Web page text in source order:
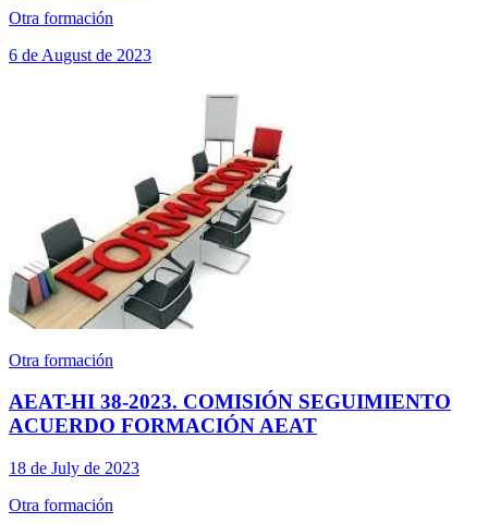
Otra formación
6 de August de 2023
Otra formación
AEAT-HI 38-2023. COMISIÓN SEGUIMIENTO
ACUERDO FORMACIÓN AEAT
18 de July de 2023
Otra formación